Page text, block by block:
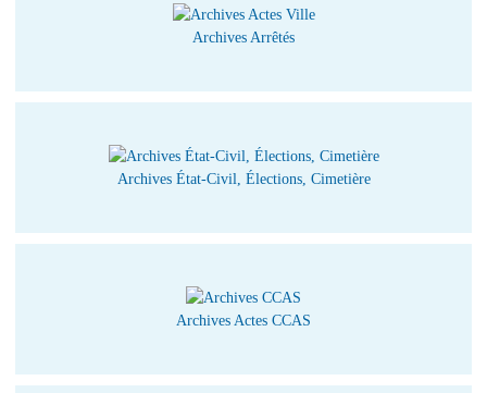
Archives Arrêtés
Archives État-Civil, Élections, Cimetière
Archives Actes CCAS